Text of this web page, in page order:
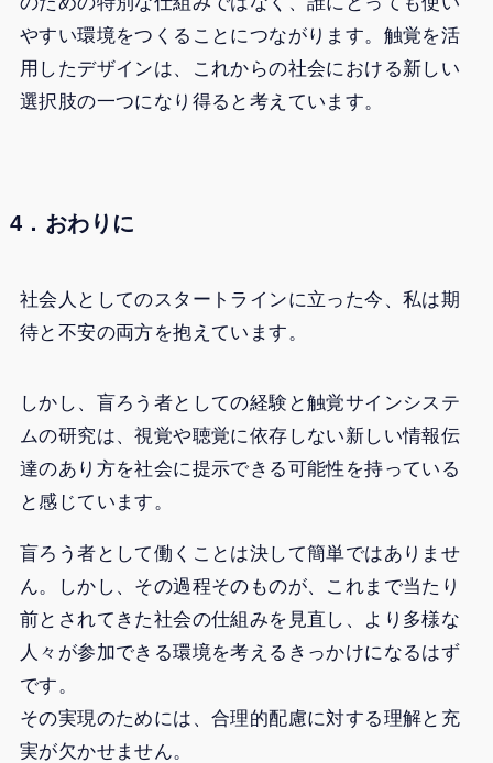
やすい環境をつくることにつながります。触覚を活
用したデザインは、これからの社会における新しい
選択肢の一つになり得ると考えています。
4．おわりに
社会人としてのスタートラインに立った今、私は期
待と不安の両方を抱えています。
しかし、盲ろう者としての経験と触覚サインシステ
ムの研究は、視覚や聴覚に依存しない新しい情報伝
達のあり方を社会に提示できる可能性を持っている
と感じています。
盲ろう者として働くことは決して簡単ではありませ
ん。しかし、その過程そのものが、これまで当たり
前とされてきた社会の仕組みを見直し、より多様な
人々が参加できる環境を考えるきっかけになるはず
です。
その実現のためには、合理的配慮に対する理解と充
実が欠かせません。